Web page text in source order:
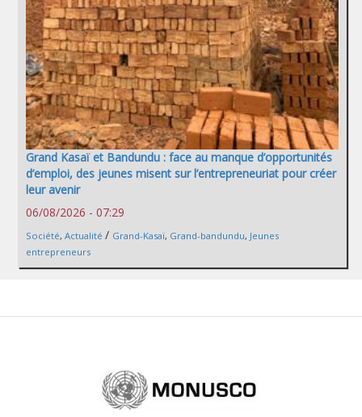
Grand Kasaï et Bandundu : face au manque d’opportunités
d’emploi, des jeunes misent sur l’entrepreneuriat pour créer
leur avenir
06/08/2026 - 07:29
Société, Actualité / Grand-Kasaï, Grand-bandundu, Jeunes
entrepreneurs